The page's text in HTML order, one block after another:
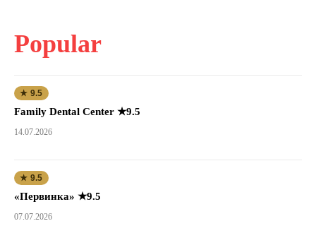
Popular
★ 9.5
Family Dental Center ★9.5
14.07.2026
★ 9.5
«Первинка» ★9.5
07.07.2026